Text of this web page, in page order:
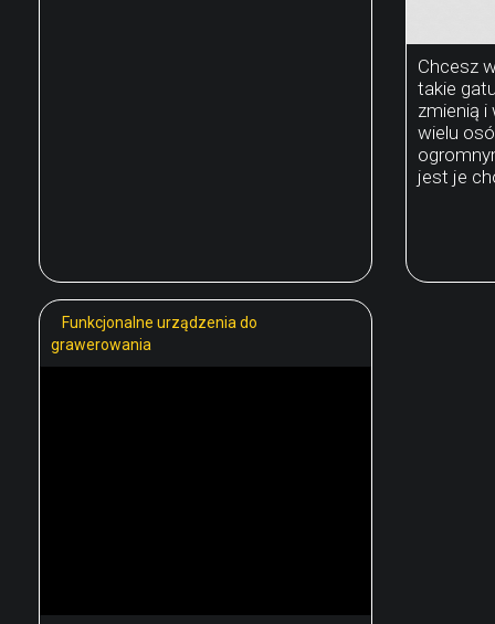
Chcesz
takie
zmienią
wielu
jest je
Funkcjonalne urządzenia do
grawerowania